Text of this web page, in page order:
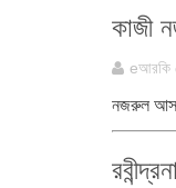
কাজী
eআরকি
নজরুল